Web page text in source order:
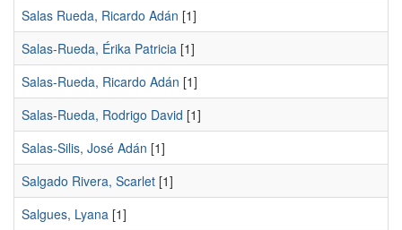
Salas Rueda, Ricardo Adán [1]
Salas-Rueda, Érika Patricia [1]
Salas-Rueda, Ricardo Adán [1]
Salas-Rueda, Rodrigo David [1]
Salas-Silis, José Adán [1]
Salgado Rivera, Scarlet [1]
Salgues, Lyana [1]